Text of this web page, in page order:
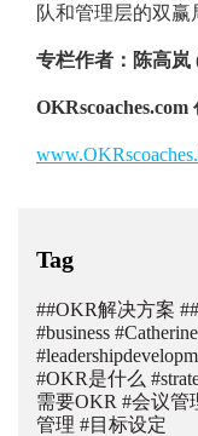
队和管理层的双赢
专栏作者：陈高岚
OKRscoaches.com
Tag
##OKR解决方案
#business
#OKR是什么
需要OKR #会议管
管理 #目标设定